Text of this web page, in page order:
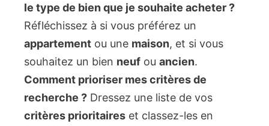
le type de bien que je souhaite acheter ?
Réfléchissez à si vous préférez un
appartement ou une maison, et si vous
souhaitez un bien neuf ou ancien.
Comment prioriser mes critères de
recherche ? Dressez une liste de vos
critères prioritaires et classez-les en